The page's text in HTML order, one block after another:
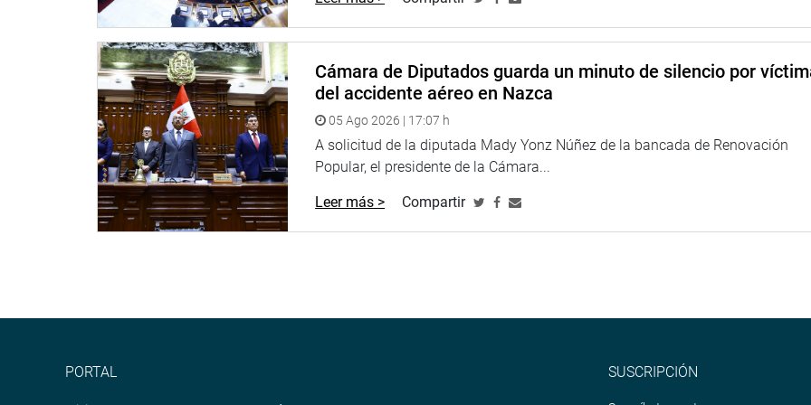
Cámara de Diputados guarda un minuto de silencio por
del accidente aéreo en Nazca
05 Ago 2026 | 17:07 h
A solicitud de la diputada Mady Yonz Núñez de la bancada de Renovación
Popular, el presidente de la Cámara...
Leer más > Compartir
PORTAL SUSCRIPCIÓN